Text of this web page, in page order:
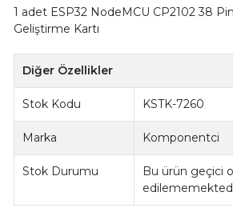
1 adet ESP32 NodeMCU CP2102 38
Geliştirme Kartı
Diğer Özellikler
Stok Kodu KSTK-7260
Marka Komponentci
Stok Durumu
Bu ürün geçici